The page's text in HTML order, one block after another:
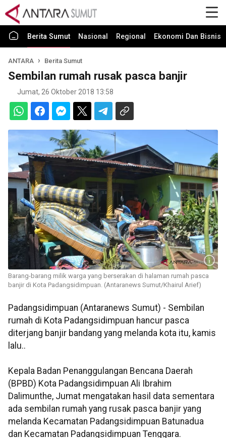
Berita Sumut Nasional Regional Ekonomi Dan Bisnis
ANTARA Berita Sumut
Sembilan rumah rusak pasca banjir
Jumat, 26 Oktober 2018 13:58
Barang-barang milik warga yang berserakan di halaman rumah pasca
banjir di Kota Padangsidimpuan. (Antaranews Sumut/Khairul Arief)
Padangsidimpuan (Antaranews Sumut) - Sembilan
rumah di Kota Padangsidimpuan hancur pasca
diterjang banjir bandang yang melanda kota itu, kamis
lalu..
Kepala Badan Penanggulangan Bencana Daerah
(BPBD) Kota Padangsidimpuan Ali Ibrahim
Dalimunthe, Jumat mengatakan hasil data sementara
ada sembilan rumah yang rusak pasca banjir yang
melanda Kecamatan Padangsidimpuan Batunadua
dan Kecamatan Padangsidimpuan Tenggara.